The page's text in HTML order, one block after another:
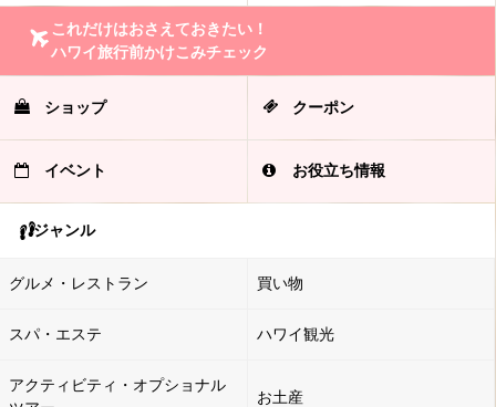
これだけはおさえておきたい！
ハワイ旅行前かけこみチェック
ショップ クーポン
イベント お役立ち情報
ジャンル
グルメ・レストラン 買い物
スパ・エステ ハワイ観光
アクティビティ・オプショナル
お土産